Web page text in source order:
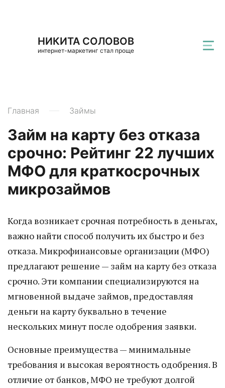
НИКИТА СОЛОВОВ
интернет-маркетинг стал проще
Главная Займы
Займ на карту без отказа
срочно: Рейтинг 22 лучших
МФО для краткосрочных
микрозаймов
Когда возникает срочная потребность в деньгах,
важно найти способ получить их быстро и без
отказа. Микрофинансовые организации (МФО)
предлагают решение — займ на карту без отказа
срочно. Эти компании специализируются на
мгновенной выдаче займов, предоставляя
деньги на карту буквально в течение
нескольких минут после одобрения заявки.
Основные преимущества — минимальные
требования и высокая вероятность одобрения. В
отличие от банков, МФО не требуют долгой